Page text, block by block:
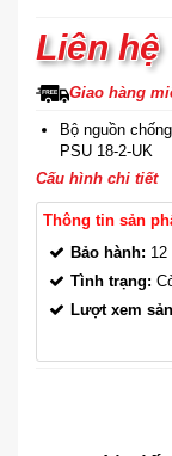
Liên hệ
Giao hàng
Bộ nguồn
PSU 18-2-UK
Cấu hình chi tiết
Thông tin sản
Bảo hành: 12
Tình trạng:
Lượt xem